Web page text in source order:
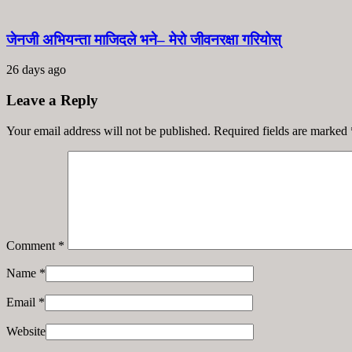
जेनजी अभियन्ता माजिदले भने– मेरो जीवनरक्षा गरियोस्
26 days ago
Leave a Reply
Your email address will not be published. Required fields are marked
Comment *
Name *
Email *
Website